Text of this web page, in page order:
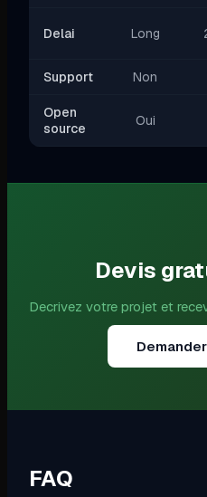
Delai Long
Support Non
Open
source
Oui
Devis
Decrivez votre projet et
FAQ